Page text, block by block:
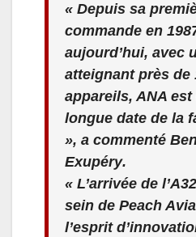
« Depuis sa
commande en
aujourd’hui, avec
atteignant près de
appareils, ANA
longue date de la
», a commenté
Exupéry.
« L’arrivée de
sein de Peach
l’esprit